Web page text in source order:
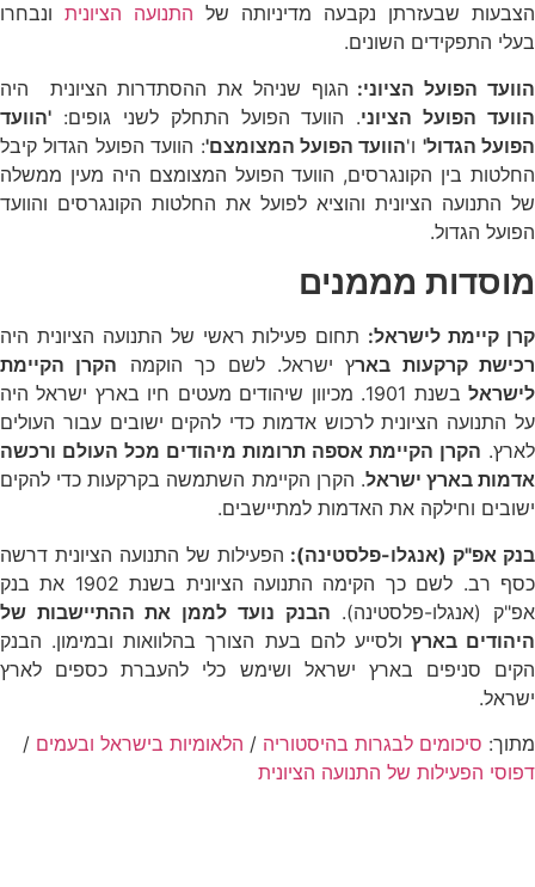
הצבעות שבעזרתן נקבעה מדיניותה של התנועה הציונית ונבחרו
בעלי התפקידים השונים.
הוועד הפועל הציוני: הגוף שניהל את ההסתדרות הציונית היה
הוועד הפועל הציוני. הוועד הפועל התחלק לשני גופים: 'הוועד
הפועל הגדול' ו'הוועד הפועל המצומצם': הוועד הפועל הגדול קיבל
החלטות בין הקונגרסים, הוועד הפועל המצומצם היה מעין ממשלה
של התנועה הציונית והוציא לפועל את החלטות הקונגרסים והוועד
הפועל הגדול.
מוסדות מממנים
קרן קיימת לישראל: תחום פעילות ראשי של התנועה הציונית היה
רכישת קרקעות בארץ ישראל. לשם כך הוקמה הקרן הקיימת
לישראל
בשנת 1901. מכיוון שיהודים מעטים חיו בארץ ישראל היה
על התנועה הציונית לרכוש אדמות כדי להקים ישובים עבור העולים
לארץ. הקרן הקיימת אספה תרומות מיהודים מכל העולם ורכשה
אדמות בארץ ישראל. הקרן הקיימת השתמשה בקרקעות כדי להקים
ישובים וחילקה את האדמות למתיישבים.
בנק אפ"ק (אנגלו-פלסטינה): הפעילות של התנועה הציונית דרשה
כסף רב. לשם כך הקימה התנועה הציונית בשנת 1902 את בנק
אפ"ק (אנגלו-פלסטינה). הבנק נועד לממן את ההתיישבות של
היהודים בארץ ולסייע להם בעת הצורך בהלוואות ובמימון. הבנק
הקים סניפים בארץ ישראל ושימש כלי להעברת כספים לארץ
ישראל.
מתוך: סיכומים לבגרות בהיסטוריה / הלאומיות בישראל ובעמים /
דפוסי הפעילות של התנועה הציונית